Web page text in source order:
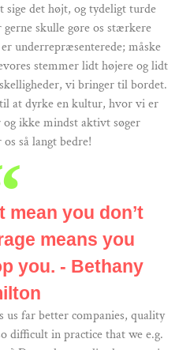
det højt, og tydeligt turde
skulle gøre os stærkere
underrepræsenterede; måske
stemmer lidt højere og lidt
vi bringer til bordet.
at dyrke en kultur, hvor vi er
ikke mindst aktivt søger
så langt bedre!
mean you don’t
means you
you. - Bethany
far better companies, quality
difficult in practice that we e.g.